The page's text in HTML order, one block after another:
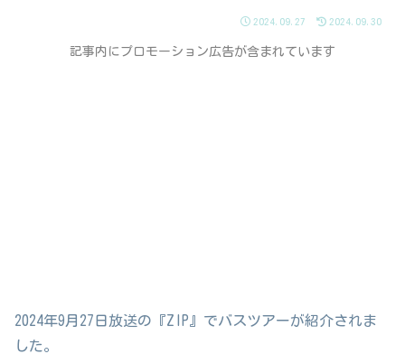
2024.09.27 2024.09.30
記事内にプロモーション広告が含まれています
2024年9月27日放送の『ZIP』でバスツアーが紹介されま
した。